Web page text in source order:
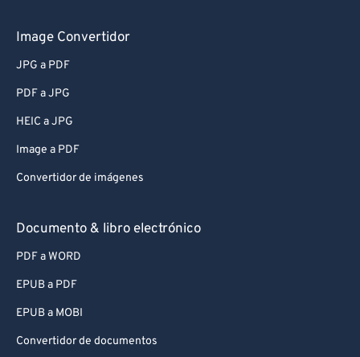
Image Convertidor
JPG a PDF
PDF a JPG
HEIC a JPG
Image a PDF
Convertidor de imágenes
Documento & libro electrónico
PDF a WORD
EPUB a PDF
EPUB a MOBI
Convertidor de documentos